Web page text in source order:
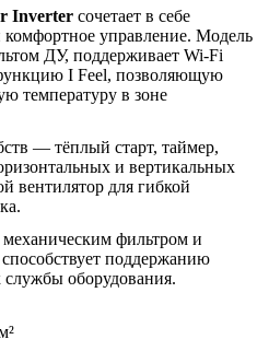
Inverter сочетает в себе
управление. Модель
ДУ, поддерживает Wi-Fi
I Feel, позволяющую
температуру в зоне
— тёплый старт, таймер,
и вертикальных
вентилятор для гибкой
фильтром и
поддержанию
службы оборудования.